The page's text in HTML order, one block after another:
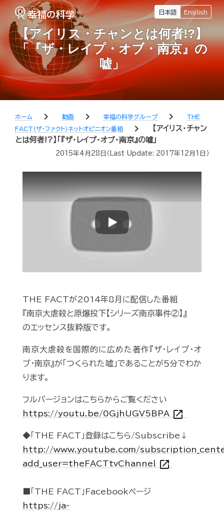
日本語 English
【アイリス・チャンとは何者!?】
「『ザ・レイプ・オブ・南京』の
嘘」
ホーム chevron_right 動画 chevron_right 幸福の科学グループ chevron_right
THE
FACT（ザ・ファクト）ネットオピニオン番組
chevron_right
【アイリス・チャン
とは何者!?】「『ザ・レイプ・オブ・南京』の嘘」
2015年4月28日 （Last Update: 2017年12月1日 ）
Play
THE FACTが2014年8月に配信した番組
『南京大虐殺と原爆投下【シリーズ南京事件②】』
のエッセンス抜粋版です。
南京大虐殺を国際的に広めた著作『ザ・レイプ・オ
ブ・南京』が「つくられた嘘」であることが５分でわか
ります。
フルバージョンはこちらからご覧ください
https://youtu.be/0GjhUGV5BPA open_in_new
◆「THE FACT」登録はこちら/Subscribe↓
http://www.youtube.com/
add_user=theFACTtvChannel open_in_new
■「THE FACT」Facebookページ
https://ja-